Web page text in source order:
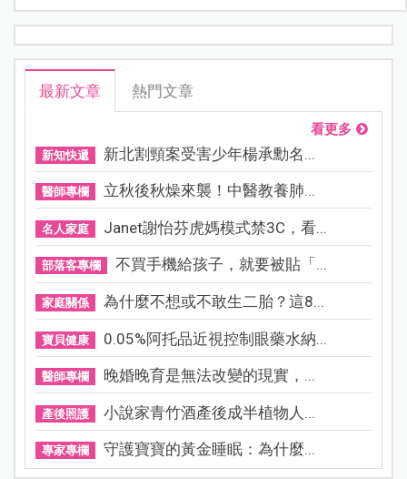
最新文章 熱門文章
看更多
新知快遞 新北割頸案受害少年楊承勳名...
醫師專欄 立秋後秋燥來襲！中醫教養肺...
名人家庭 Janet謝怡芬虎媽模式禁3C，看...
部落客專欄 不買手機給孩子，就要被貼「...
家庭關係 為什麼不想或不敢生二胎？這8...
寶貝健康 0.05%阿托品近視控制眼藥水納...
醫師專欄 晚婚晚育是無法改變的現實，...
產後照護 小說家青竹酒產後成半植物人...
專家專欄 守護寶寶的黃金睡眠：為什麼...